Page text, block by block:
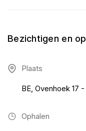
Bezichtigen en
Plaats
BE, Ovenhoek 17
Ophalen